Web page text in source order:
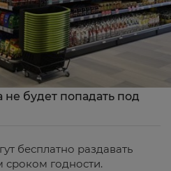
не будет попадать под
бесплатно раздавать
годности.